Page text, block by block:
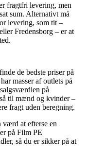
fragtfri levering, men
sum. Alternativt må
levering, som tit –
Fredensborg – er at
de bedste priser på
masser af outlets på
på
til mænd og kvinder –
fragt uden beregning.
at efterse en
på Film PE
så du er sikker på at